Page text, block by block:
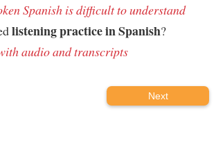
Spanish is difficult to understand
listening practice in Spanish?
audio and transcripts
Next